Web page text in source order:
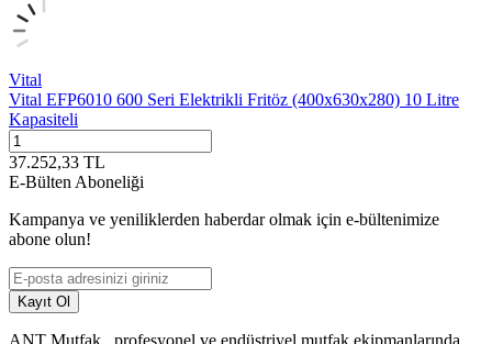
Vital
Vital EFP6010 600 Seri Elektrikli Fritöz (400x630x280) 10 Litre
Kapasiteli
37.252,33 TL
E-Bülten Aboneliği
Kampanya ve yeniliklerden haberdar olmak için e-bültenimize
abone olun!
Kayıt Ol
ANT Mutfak , profesyonel ve endüstriyel mutfak ekipmanlarında